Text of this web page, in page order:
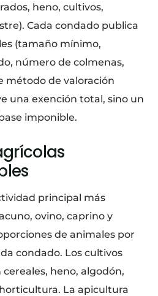
heno, cultivos,
Cada condado publica
(tamaño mínimo,
número de colmenas,
método de valoración
una exención total, sino un
imponible.
principal más
ovino, caprino y
de animales por
condado. Los cultivos
heno, algodón,
La apicultura